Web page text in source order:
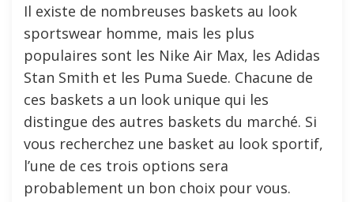
Il existe de nombreuses baskets au look
sportswear homme, mais les plus
populaires sont les Nike Air Max, les Adidas
Stan Smith et les Puma Suede. Chacune de
ces baskets a un look unique qui les
distingue des autres baskets du marché. Si
vous recherchez une basket au look sportif,
l’une de ces trois options sera
probablement un bon choix pour vous.